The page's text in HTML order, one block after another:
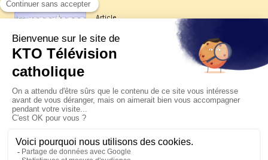
Article
Les reportages d'été 2026 de KTO
La visite pastorale du pape Léon
XIV à Assise à suivre sur KTO le
jeudi 6 août
Le pape en Uruguay, Argentine et
Pérou du 6 au 17 novembre 2026